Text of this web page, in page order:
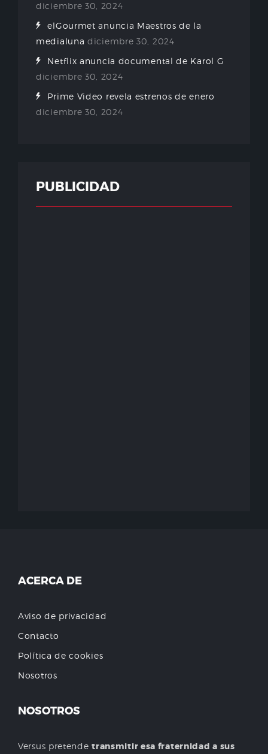
diciembre 30, 2024
elGourmet anuncia Maestros de la
medialuna diciembre 30, 2024
Netflix anuncia documental de Karol G
diciembre 30, 2024
Prime Video revela estrenos de enero
diciembre 30, 2024
PUBLICIDAD
ACERCA DE
Aviso de privacidad
Contacto
Política de cookies
Nosotros
NOSOTROS
Versus pretendetransmitir esa fraternidad a sus